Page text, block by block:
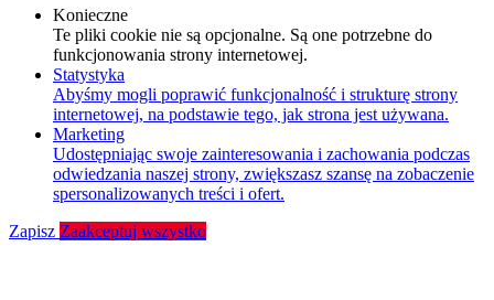
Konieczne
Te pliki cookie nie są opcjonalne. Są one potrzebne do
funkcjonowania strony internetowej.
Statystyka
Abyśmy mogli poprawić funkcjonalność i strukturę strony
internetowej, na podstawie tego, jak strona jest używana.
Marketing
Udostępniając swoje zainteresowania i zachowania podczas
odwiedzania naszej strony, zwiększasz szansę na zobaczenie
spersonalizowanych treści i ofert.
Zapisz Zaakceptuj wszystko